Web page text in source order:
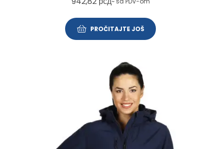
PROČITAJTE JOŠ